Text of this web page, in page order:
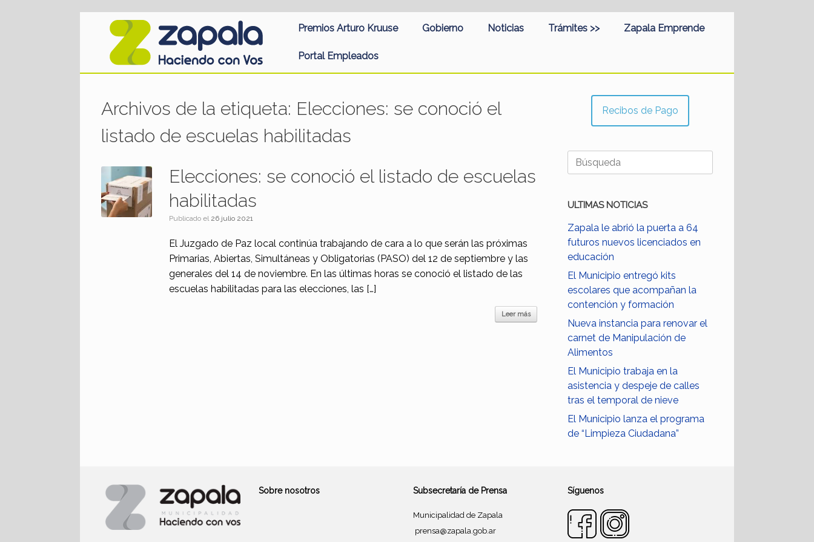
Premios Arturo Kruuse Gobierno Noticias Trámites >> Zapala Emprende
Portal Empleados
Archivos de la etiqueta: Elecciones: se conoció el
listado de escuelas habilitadas
Elecciones: se conoció el listado de escuelas
habilitadas
Publicado el 26 julio 2021
El Juzgado de Paz local continúa trabajando de cara a lo que serán las próximas
Primarias, Abiertas, Simultáneas y Obligatorias (PASO) del 12 de septiembre y las
generales del 14 de noviembre. En las últimas horas se conoció el listado de las
escuelas habilitadas para las elecciones, las […]
Leer más
Recibos de Pago
Buscar:
ULTIMAS NOTICIAS
Zapala le abrió la puerta a 64
futuros nuevos licenciados en
educación
El Municipio entregó kits
escolares que acompañan la
contención y formación
Nueva instancia para renovar el
carnet de Manipulación de
Alimentos
El Municipio trabaja en la
asistencia y despeje de calles
tras el temporal de nieve
El Municipio lanza el programa
de “Limpieza Ciudadana”
Sobre nosotros Subsecretaría de Prensa
Municipalidad de Zapala
prensa@zapala.gob.ar
Síguenos